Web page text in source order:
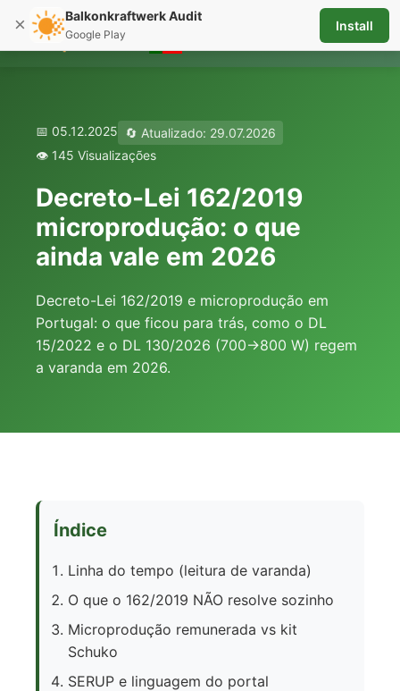
☰
📅 05.12.2025
🔄 Atualizado: 29.07.2026
👁️ 145 Visualizações
Decreto-Lei 162/2019
microprodução: o que
ainda vale em 2026
Decreto-Lei 162/2019 e microprodução em
Portugal: o que ficou para trás, como o DL
15/2022 e o DL 130/2026 (700→800 W) regem
a varanda em 2026.
Índice
Linha do tempo (leitura de varanda)
O que o 162/2019 NÃO resolve sozinho
Microprodução remunerada vs kit
Schuko
SERUP e linguagem do portal
× Balkonkraftwerk Audit
Google Play
Install